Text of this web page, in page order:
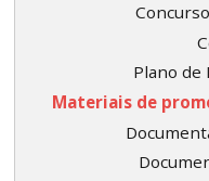
Plano de
Materiais de